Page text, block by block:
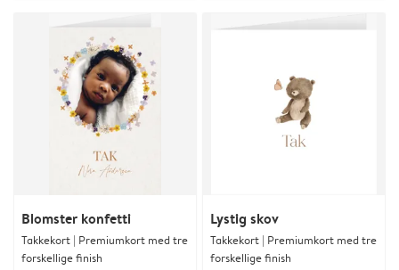
Blomster konfetti
Takkekort | Premiumkort med tre
forskellige finish
Lystig skov
Takkekort | Premiumkort med tre
forskellige finish